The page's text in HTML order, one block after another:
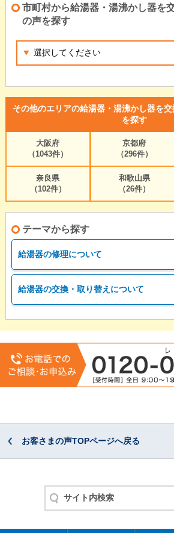
市町村から給湯器・湯沸かし器を
の声を探す
その他のエリアの給湯器・湯沸かし器を
を探す
大阪府
（1043件）
京都府
（296件）
奈良県
（102件）
和歌山県
（26件）
テーマから探す
給湯器の修理について
給湯器の交換・取り替えについて
お客さまの声TOPページへ戻る